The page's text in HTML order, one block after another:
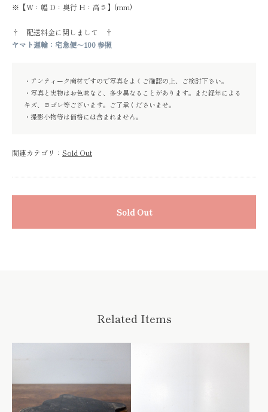
※【W：幅 D：奥行 H：高さ】(mm)
† 配送料金に関しまして †
ヤマト運輸：宅急便～100 参照
・アンティーク商材ですので写真をよくご確認の上、ご検討下さい。
・写真と実物はお色味など、多少異なることがあります。また経年による
キズ、ヨゴレ等ございます。ご了承くださいませ。
・撮影小物等は価格には含まれません。
関連カテゴリ： Sold Out
Sold Out
Related Items